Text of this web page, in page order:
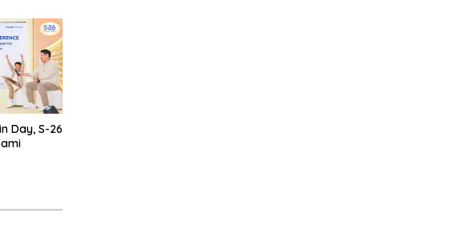
Day, S-26